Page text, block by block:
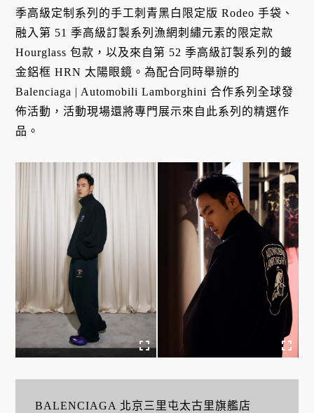
季高級定制系列的手工刺青黑白限定版 Rodeo 手袋、
融入第 51 季高級訂製系列漁網刺繡元素的限定款
Hourglass 包款，以及來自第 52 季高級訂製系列的鍍
金鋁框 HRN 太陽眼鏡。為配合同時舉辦的
Balenciaga | Automobili Lamborghini 合作系列全球發
佈活動，活動現場還將專門展示來自此系列的精選作
品。
BALENCIAGA 北京三里屯太古里旗艦店